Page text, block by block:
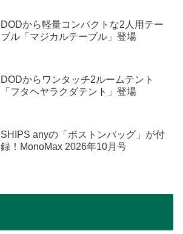
DODから軽量コンパクトな2人用テー
ブル「マジカルテーブル」登場
DODからワンタッチ2ルームテント
「フタヘヤラクダテント」登場
SHIPS anyの「ボストンバッグ」が付
録！MonoMax 2026年10月号